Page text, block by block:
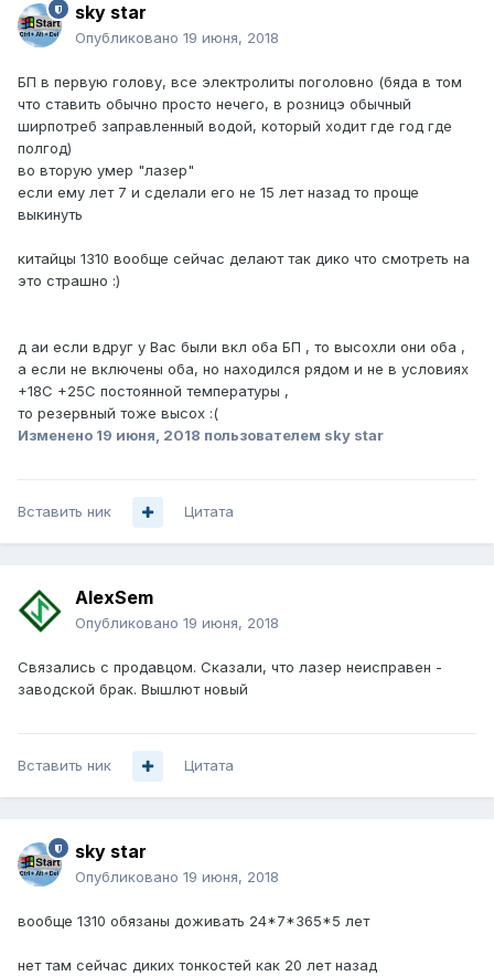
sky star
Опубликовано 19 июня, 2018
БП в первую голову, все электролиты поголовно (бяда в том
что ставить обычно просто нечего, в розницэ обычный
ширпотреб заправленный водой, который ходит где год где
полгод)
во вторую умер "лазер"
если ему лет 7 и сделали его не 15 лет назад то проще
выкинуть
китайцы 1310 вообще сейчас делают так дико что смотреть на
это страшно :)
д аи если вдруг у Вас были вкл оба БП , то высохли они оба ,
а если не включены оба, но находился рядом и не в условиях
+18С +25С постоянной температуры ,
то резервный тоже высох :(
Изменено 19 июня, 2018 пользователем sky star
Вставить ник Цитата
AlexSem
Опубликовано 19 июня, 2018
Связались с продавцом. Сказали, что лазер неисправен -
заводской брак. Вышлют новый
Вставить ник Цитата
sky star
Опубликовано 19 июня, 2018
вообще 1310 обязаны доживать 24*7*365*5 лет
нет там сейчас диких тонкостей как 20 лет назад